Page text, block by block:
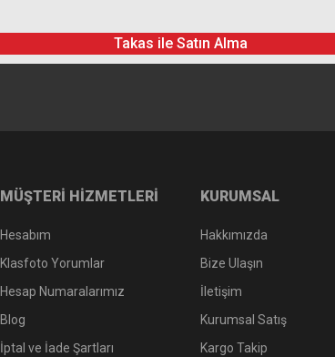
Takas ile Satın Alma
MÜŞTERİ HİZMETLERİ
Hesabım
Klasfoto Yorumlar
Hesap Numaralarımız
Blog
İptal ve İade Şartları
KURUMSAL
Hakkımızda
Bize Ulaşın
İletişim
Kurumsal Satış
Kargo Takip